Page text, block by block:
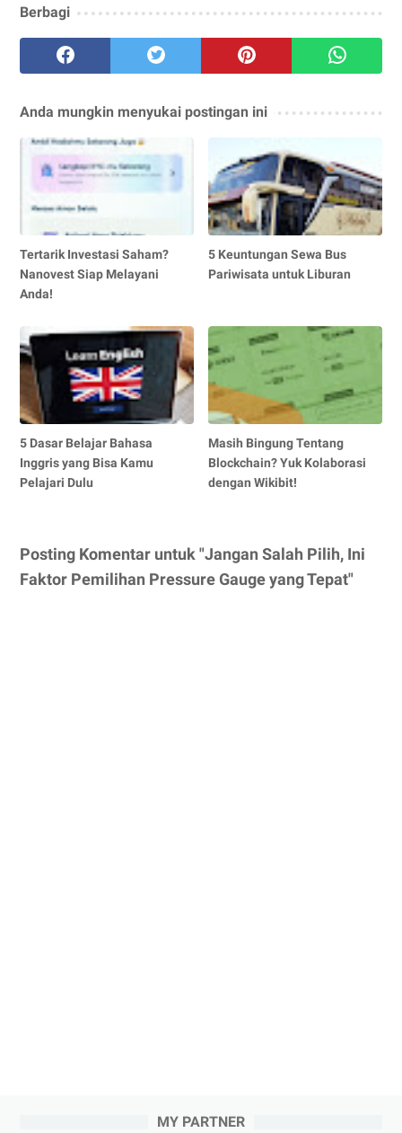
Berbagi
Anda mungkin menyukai postingan ini
Tertarik Investasi Saham?
Nanovest Siap Melayani
Anda!
5 Keuntungan Sewa Bus
Pariwisata untuk Liburan
5 Dasar Belajar Bahasa
Inggris yang Bisa Kamu
Pelajari Dulu
Masih Bingung Tentang
Blockchain? Yuk Kolaborasi
dengan Wikibit!
Posting Komentar untuk "Jangan Salah Pilih, Ini
Faktor Pemilihan Pressure Gauge yang Tepat"
MY PARTNER